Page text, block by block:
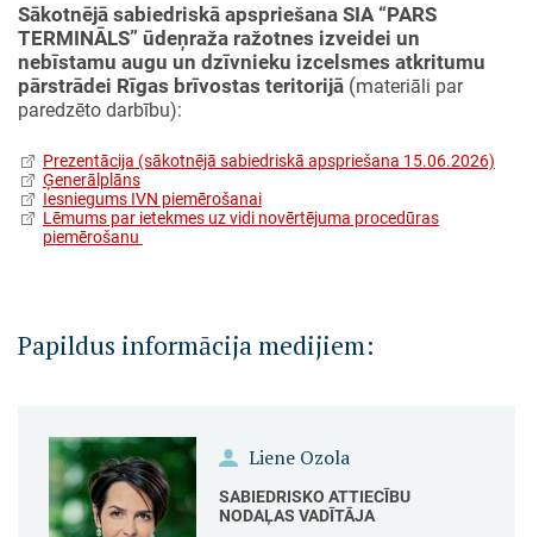
Sākotnējā sabiedriskā apspriešana SIA “PARS
TERMINĀLS” ūdeņraža ražotnes izveidei un
nebīstamu augu un dzīvnieku izcelsmes atkritumu
pārstrādei Rīgas brīvostas teritorijā (materiāli par
paredzēto darbību):
Prezentācija (sākotnējā sabiedriskā apspriešana 15.06.2026)
Ģenerālplāns
Iesniegums IVN piemērošanai
Lēmums par ietekmes uz vidi novērtējuma procedūras
piemērošanu
Papildus informācija medijiem:
Liene Ozola
SABIEDRISKO ATTIECĪBU
NODAĻAS VADĪTĀJA